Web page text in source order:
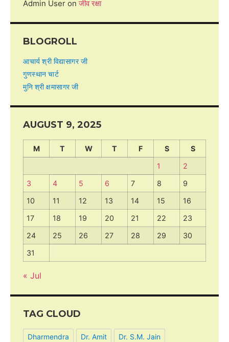
Admin User onजीव रक्षा
BLOGROLL
आचार्य श्री विद्यासागर जी
गुणस्थान चार्ट
मुनि श्री क्षमासागर जी
AUGUST 9, 2025
M T W T F S
S
1
2
3
4 5 6 7 8
9
10
11 12 13 14 15
16
17
18 19 20 21 22
23
24
25 26 27 28 29
30
31
« Jul
TAG CLOUD
Dharmendra Dr. Amit Dr. S.M. Jain